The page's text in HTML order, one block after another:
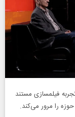
فیلمسازی مستند
را مرور می‌کند.